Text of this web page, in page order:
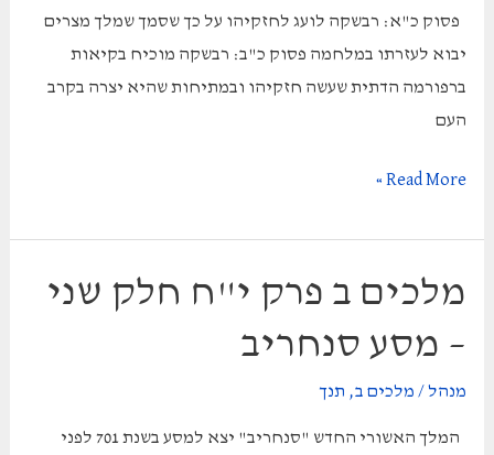
פסוק כ"א: רבשקה לועג לחזקיהו על כך שסמך שמלך מצרים
יבוא לעזרתו במלחמה פסוק כ"ב: רבשקה מוכיח בקיאות
ברפורמה הדתית שעשה חזקיהו ובמתיחות שהיא יצרה בקרב
העם
מלכים
פרק
י"ח
חלק
שלישי
רבשקה:
Read More »
מלכים ב פרק י"ח חלק שני
– מסע סנחריב
מנהל/ מלכים ב, תנך
המלך האשורי החדש "סנחריב" יצא למסע בשנת 701 לפני